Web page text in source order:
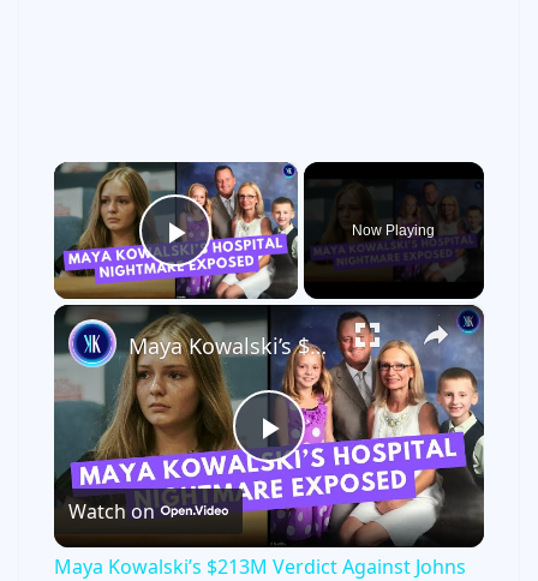
×
Play Video
Now Playing
×
P
l
Maya Kowalski’s $213M Verdict Against Johns Hopkins Explained
Watch on
Maya Kowalski’s $213M Verdict Against Johns